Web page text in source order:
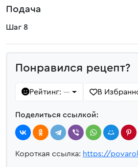
Подача
Шаг 8
Понравился рецепт?
Рейтинг: — В
Поделиться ссылкой:
Короткая ссылка: https://